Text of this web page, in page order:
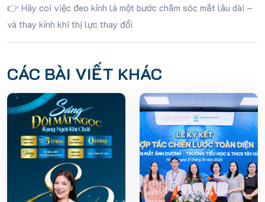
👉 Hãy coi việc đeo kính là một bước chăm sóc mắt lâu dài –
và thay kính khi thị lực thay đổi
CÁC BÀI VIẾT KHÁC